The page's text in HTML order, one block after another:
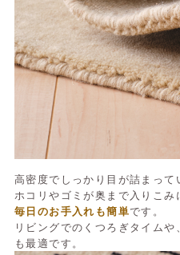
高密度でしっかり目が詰まって
ホコリやゴミが奥まで入りこみ
毎日のお手入れも簡単です。
リビングでのくつろぎタイム
も最適です。